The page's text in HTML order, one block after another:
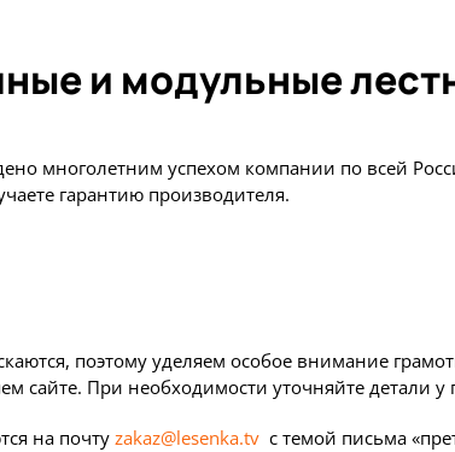
и модульные
многолетним успехом компании по всей
гарантию производителя.
поэтому уделяем особое внимание
сайте. При необходимости уточняйте детали
на почту zakaz@lesenka.tv с темой письма